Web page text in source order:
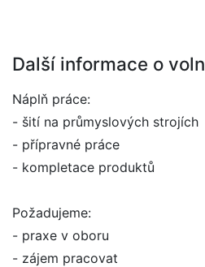
Další informace o
Náplň práce:
- šití na průmyslových strojích
- přípravné práce
- kompletace produktů
Požadujeme:
- praxe v oboru
- zájem pracovat